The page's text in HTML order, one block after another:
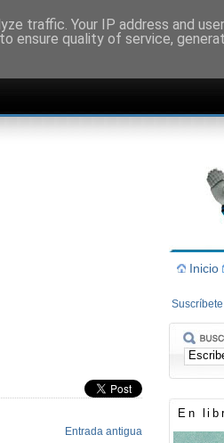
Entrada antigua
Inicio
Suscríbete
En
traffic. Your IP address and
ensure quality of service,